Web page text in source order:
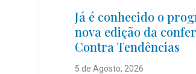
Já é conhecido o
nova edição da
Contra Tendências
5 de Agosto, 2026